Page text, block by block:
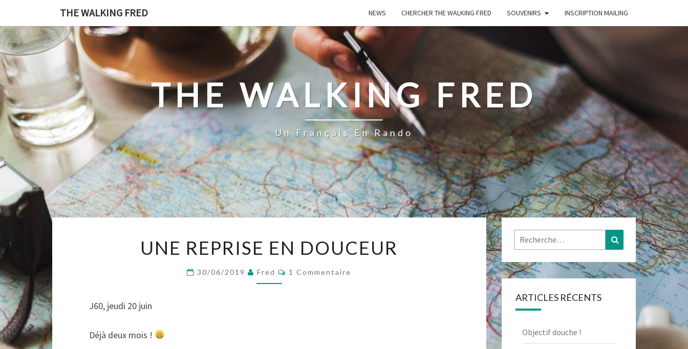
content
THE WALKING FRED NEWS CHERCHER THE WALKING FRED SOUVENIRS INSCRIPTION MAILING
THE WALKING FRED
Un Français En Rando
REPRISE
UNE REPRISE EN DOUCEUR
30/06/2019 Fred Commentaires
1 Commentaire
J60, jeudi 20 juin
Déjà deux mois !
Rechercher : Recherche
ARTICLES RÉCENTS
Objectif douche !